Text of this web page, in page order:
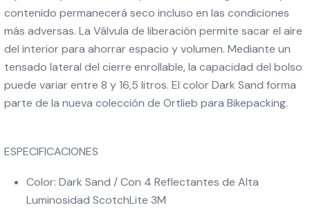
contenido permanecerá seco incluso en las condiciones
más adversas. La Válvula de liberación permite sacar el aire
del interior para ahorrar espacio y volumen. Mediante un
tensado lateral del cierre enrollable, la capacidad del bolso
puede variar entre 8 y 16,5 litros. El color Dark Sand forma
parte de la nueva colección de Ortlieb para Bikepacking.
ESPECIFICACIONES
Color: Dark Sand / Con 4 Reflectantes de Alta
Luminosidad ScotchLite 3M